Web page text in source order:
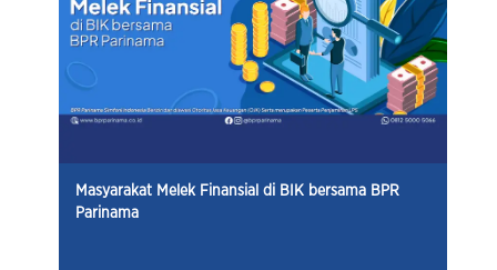
Masyarakat Melek Finansial di BIK bersama BPR
Parinama